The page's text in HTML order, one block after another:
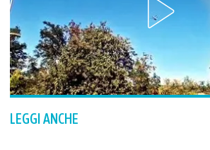
LEGGI ANCHE